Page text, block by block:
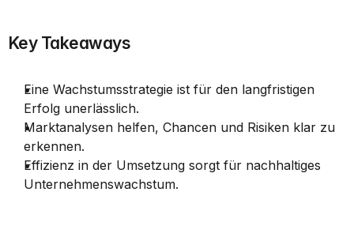
Key Takeaways
Eine Wachstumsstrategie ist für den langfristigen
Erfolg unerlässlich.
Marktanalysen helfen, Chancen und Risiken klar zu
erkennen.
Effizienz in der Umsetzung sorgt für nachhaltiges
Unternehmenswachstum.